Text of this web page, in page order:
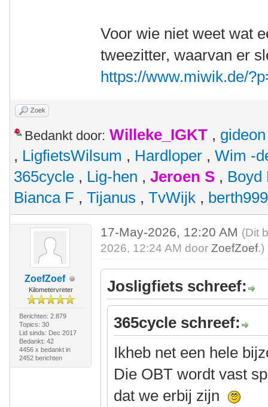
Voor wie niet weet wat
tweezitter, waarvan er
https://www.miwik.de/
Zoek
Bedankt door: Willeke_IGKT , gideon
, LigfietsWilsum , Hardloper , Wim -
365cycle , Lig-hen , Jeroen S , Boyd
Bianca F , Tijanus , TvWijk ,
ZoefZoef
Kilometervreter
Berichten: 2.879
Topics: 30
Lid sinds: Dec 2017
Bedankt: 42
4456 x bedankt in
2452 berichten
17-May-2026, 12:20 AM (Dit
2026, 12:24 AM doorZoefZoef.)
Josligfiets schreef:
365cycle schreef:
Ikheb net een hele
Die OBT wordt vast
dat we erbij zijn